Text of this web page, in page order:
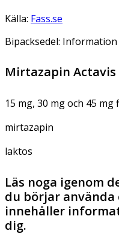
Källa: Fass.se
Bipacksedel:
Mirtazapin Actavis
15 mg, 30 mg och 45
mirtazapin
laktos
Läs noga igenom
du börjar använda
innehåller
dig.